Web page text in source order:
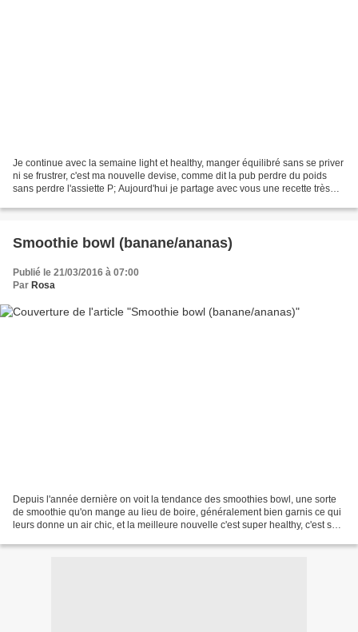
Je continue avec la semaine light et healthy, manger équilibré sans se priver
ni se frustrer, c'est ma nouvelle devise, comme dit la pub perdre du poids
sans perdre l'assiette P; Aujourd'hui je partage avec vous une recette très
Smoothie bowl (banane/ananas)
Publié le 21/03/2016 à 07:00
Par Rosa
Depuis l'année dernière on voit la tendance des smoothies bowl, une sorte
de smoothie qu'on mange au lieu de boire, généralement bien garnis ce qui
leurs donne un air chic, et la meilleure nouvelle c'est super healthy, c'est sein